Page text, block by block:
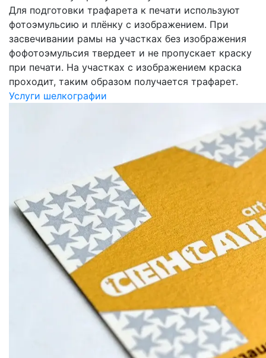
Для подготовки трафарета к печати используют
фотоэмульсию и плёнку с изображением. При
засвечивании рамы на участках без изображения
фофотоэмульсия твердеет и не пропускает краску
при печати. На участках с изображением краска
проходит, таким образом получается трафарет.
Услуги шелкографии